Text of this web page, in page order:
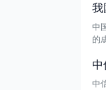
我
中
的
中
中